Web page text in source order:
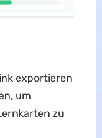
exportieren
um
zu